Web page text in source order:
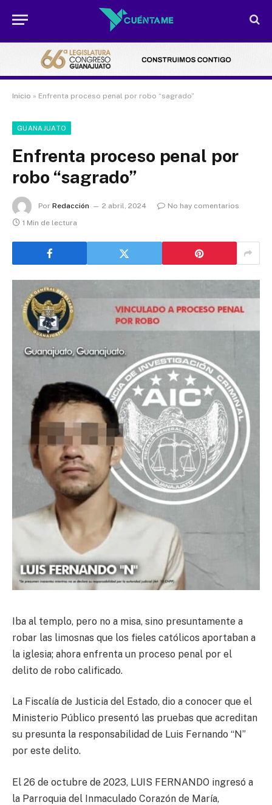
Inicio » Enfrenta proceso penal por robo “sagrado”
GUANAJUATO
Enfrenta proceso penal por
robo “sagrado”
Por Redacción 2 abril, 2024
No hay comentarios
1 Min de lectura
Iba al templo, pero no a misa, sino presuntamente a
robar las limosnas que los fieles católicos aportaban a
la iglesia; ahora enfrenta un proceso penal por el
delito de robo calificado.
La Fiscalía de Justicia del Estado, dio a conocer que el
Ministerio Público presentó las pruebas que acreditan
su presunta la responsabilidad de Luis Fernando “N”
por este delito.
El 26 de octubre de 2023, LUIS FERNANDO ingresó a
la Parroquia del Inmaculado Corazón de María,